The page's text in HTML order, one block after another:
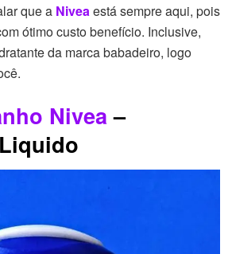
que a Niveaestá sempre aqui, pois
ótimo custo benefício. Inclusive,
da marca babadeiro, logo
Nivea–